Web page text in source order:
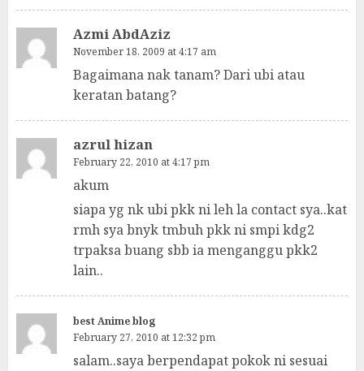
Azmi AbdAziz
November 18, 2009 at 4:17 am
Bagaimana nak tanam? Dari ubi atau
keratan batang?
azrul hizan
February 22, 2010 at 4:17 pm
akum
siapa yg nk ubi pkk ni leh la contact sya..kat
rmh sya bnyk tmbuh pkk ni smpi kdg2
trpaksa buang sbb ia menganggu pkk2
lain..
best Anime blog
February 27, 2010 at 12:32 pm
salam..saya berpendapat pokok ni sesuai